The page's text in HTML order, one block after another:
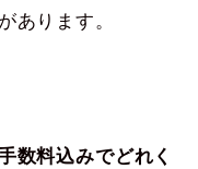
あります。
数料込みでどれく
い合わせ
のお悩み